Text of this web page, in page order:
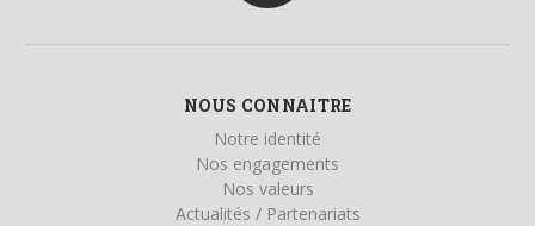
NOUS CONNAITRE
Notre identité
Nos engagements
Nos valeurs
Actualités / Partenariats